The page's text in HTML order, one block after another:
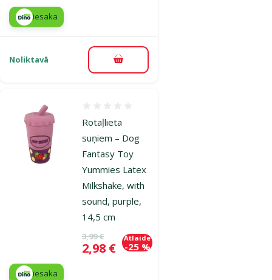
iesaka
Noliktavā Pievienot grozam
Rotaļlieta
suņiem – Dog
Fantasy Toy
Yummies Latex
Milkshake, with
sound, purple,
14,5 cm
Oriģinālā cena
3,99 €
Cena
2,98 €
Atlaide
-25 %
iesaka